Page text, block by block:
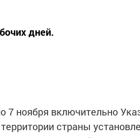
дней.
7 ноября включительно
страны